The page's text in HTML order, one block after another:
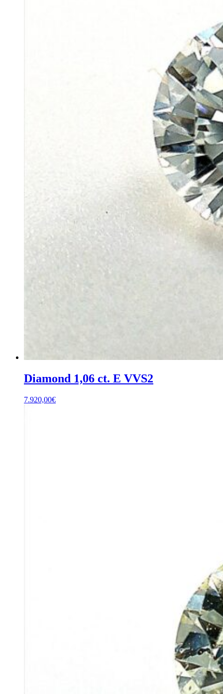
Diamond 1,06 ct. E VVS2
7.920,00€